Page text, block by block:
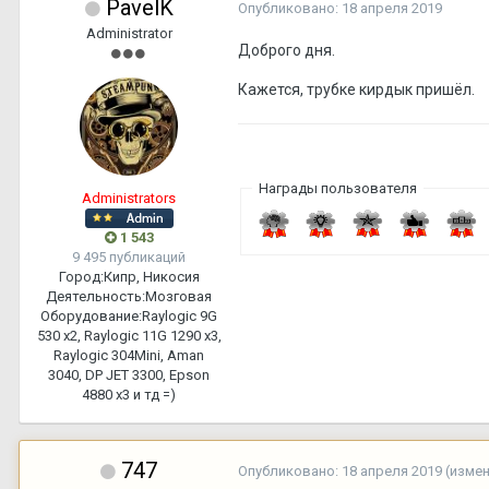
PavelK
Administrator
Administrators
1 543
9 495 публикаций
Город:Кипр, Никосия
Деятельность:Мозговая
Оборудование:Raylogic 9G
530 х2, Raylogic 11G 1290 х3,
Raylogic 304Mini, Aman
3040, DP JET 3300, Epson
4880 x3 и тд =)
Опубликовано: 18 апреля 2019
Доброго дня.
Кажется, трубке кирдык пришёл.
Награды пользователя
747 Опубликовано: 18 апреля 2019